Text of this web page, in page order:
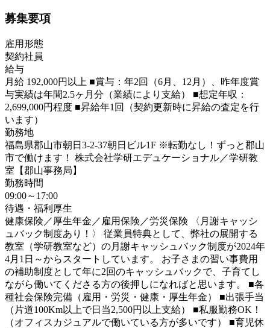
募集要項
雇用形態
契約社員
給与
月給 192,000円以上 ■賞与：年2回（6月、12月）、昨年度賞
与実績は年間2.5ヶ月分（業績により支給） ■想定年収：
2,699,000円程度 ■昇給年1回（契約更新時に昇給の査定を行
います）
勤務地
福島県郡山市朝日3-2-37朝日ビル1F ※転勤なし！ずっと郡山
市で働けます！ 株式会社学研エデュケーショナル／学研教
室【郡山事務局】
勤務時間
09:00～17:00
待遇・福利厚生
健康保険／厚生年金／雇用保険／労災保険 〈月謝キャッシ
ュバック制度あり！〉 従業員特典として、弊社の展開する
教室（学研教室など）の月謝キャッシュバック制度が2024年
4月1日～からスタートしています。 お子さまの習い事費用
の補助制度として年に2回のキャッシュバックで、子育てし
ながら働いてくださる方の後押しになればと思います。 ■各
種社会保険完備（雇用・労災・健康・厚生年金） ■出張手当
（片道100Km以上で日当2,500円以上支給） ■私服勤務OK！
（オフィスカジュアルで働いている方が多いです） ■育児休